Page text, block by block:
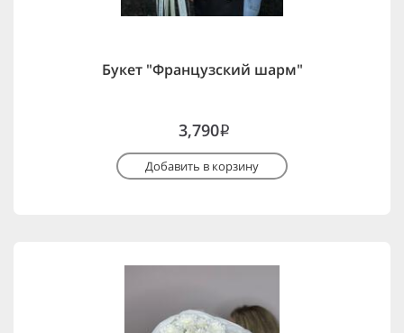
Букет "Французский шарм"
3,790i
Добавить в корзину